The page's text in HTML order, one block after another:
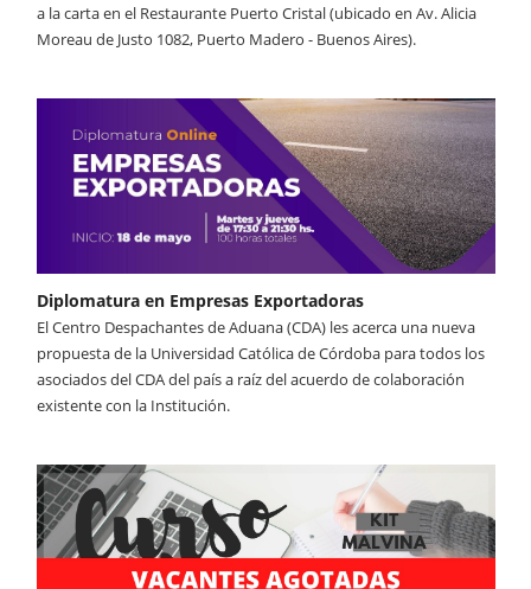
a la carta en el Restaurante Puerto Cristal (ubicado en Av. Alicia
Moreau de Justo 1082, Puerto Madero - Buenos Aires).
Diplomatura en Empresas Exportadoras
El Centro Despachantes de Aduana (CDA) les acerca una nueva
propuesta de la Universidad Católica de Córdoba para todos los
asociados del CDA del país a raíz del acuerdo de colaboración
existente con la Institución.